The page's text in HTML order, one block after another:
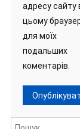
адресу сайту
цьому
для моїх
подальших
коментарів.